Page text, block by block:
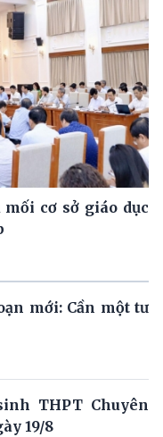
cơ sở giáo dục
mới: Cần một tư
THPT Chuyên
19/8